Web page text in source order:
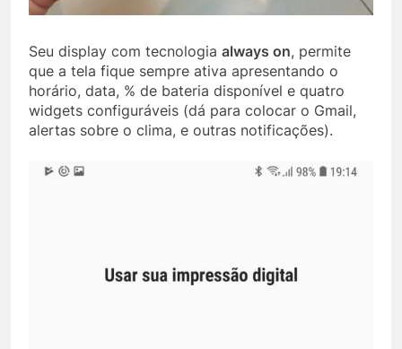
Seu display com tecnologia always on, permite
que a tela fique sempre ativa apresentando o
horário, data, % de bateria disponível e quatro
widgets configuráveis (dá para colocar o Gmail,
alertas sobre o clima, e outras notificações).